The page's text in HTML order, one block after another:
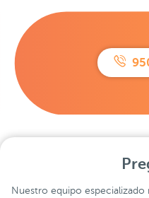
Nuestro equipo especializado